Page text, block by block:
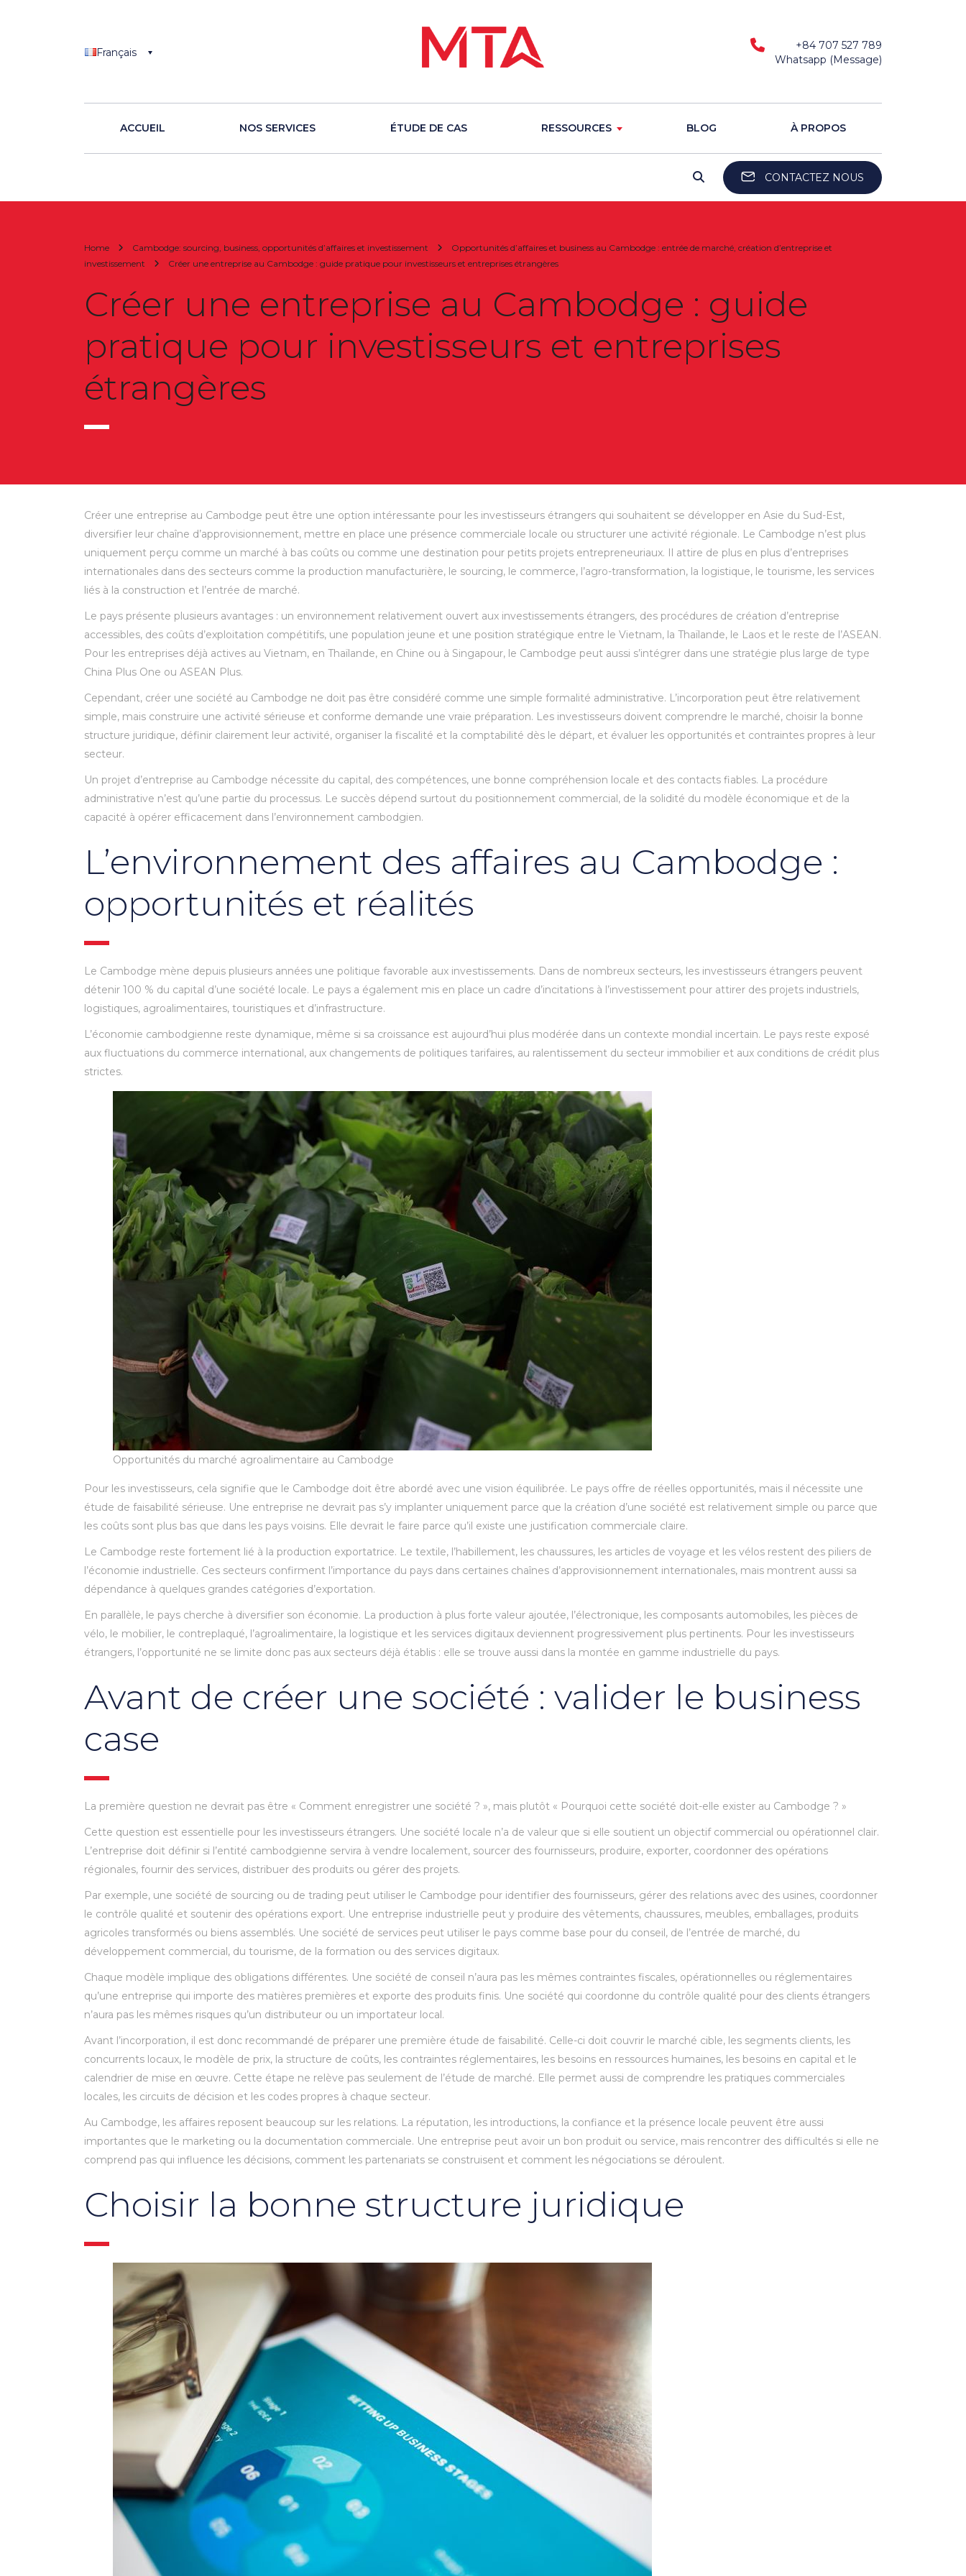
Français
+84 707 527 789
Whatsapp (Message)
ACCUEIL NOS SERVICES ÉTUDE DE CAS RESSOURCES BLOG À PROPOS
CONTACTEZ NOUS
Home Cambodge: sourcing, business, opportunités d’affaires et investissement
Opportunités d’affaires et business au Cambodge : entrée de marché, création d’entreprise et
investissement
Créer une entreprise au Cambodge : guide pratique pour investisseurs et entreprises étrangères
Créer une entreprise au Cambodge : guide
pratique pour investisseurs et entreprises
étrangères
Créer une entreprise au Cambodge peut être une option intéressante pour les investisseurs étrangers qui souhaitent se développer en Asie du Sud-Est,
diversifier leur chaîne d’approvisionnement, mettre en place une présence commerciale locale ou structurer une activité régionale. Le Cambodge n’est plus
uniquement perçu comme un marché à bas coûts ou comme une destination pour petits projets entrepreneuriaux. Il attire de plus en plus d’entreprises
internationales dans des secteurs comme la production manufacturière, le sourcing, le commerce, l’agro-transformation, la logistique, le tourisme, les services
liés à la construction et l’entrée de marché.
Le pays présente plusieurs avantages : un environnement relativement ouvert aux investissements étrangers, des procédures de création d’entreprise
accessibles, des coûts d’exploitation compétitifs, une population jeune et une position stratégique entre le Vietnam, la Thaïlande, le Laos et le reste de l’ASEAN.
Pour les entreprises déjà actives au Vietnam, en Thaïlande, en Chine ou à Singapour, le Cambodge peut aussi s’intégrer dans une stratégie plus large de type
China Plus One ou ASEAN Plus.
Cependant, créer une société au Cambodge ne doit pas être considéré comme une simple formalité administrative. L’incorporation peut être relativement
simple, mais construire une activité sérieuse et conforme demande une vraie préparation. Les investisseurs doivent comprendre le marché, choisir la bonne
structure juridique, définir clairement leur activité, organiser la fiscalité et la comptabilité dès le départ, et évaluer les opportunités et contraintes propres à leur
secteur.
Un projet d’entreprise au Cambodge nécessite du capital, des compétences, une bonne compréhension locale et des contacts fiables. La procédure
administrative n’est qu’une partie du processus. Le succès dépend surtout du positionnement commercial, de la solidité du modèle économique et de la
capacité à opérer efficacement dans l’environnement cambodgien.
L’environnement des affaires au Cambodge :
opportunités et réalités
Le Cambodge mène depuis plusieurs années une politique favorable aux investissements. Dans de nombreux secteurs, les investisseurs étrangers peuvent
détenir 100 % du capital d’une société locale. Le pays a également mis en place un cadre d’incitations à l’investissement pour attirer des projets industriels,
logistiques, agroalimentaires, touristiques et d’infrastructure.
L’économie cambodgienne reste dynamique, même si sa croissance est aujourd’hui plus modérée dans un contexte mondial incertain. Le pays reste exposé
aux fluctuations du commerce international, aux changements de politiques tarifaires, au ralentissement du secteur immobilier et aux conditions de crédit plus
strictes.
Opportunités du marché agroalimentaire au Cambodge
Pour les investisseurs, cela signifie que le Cambodge doit être abordé avec une vision équilibrée. Le pays offre de réelles opportunités, mais il nécessite une
étude de faisabilité sérieuse. Une entreprise ne devrait pas s’y implanter uniquement parce que la création d’une société est relativement simple ou parce que
les coûts sont plus bas que dans les pays voisins. Elle devrait le faire parce qu’il existe une justification commerciale claire.
Le Cambodge reste fortement lié à la production exportatrice. Le textile, l’habillement, les chaussures, les articles de voyage et les vélos restent des piliers de
l’économie industrielle. Ces secteurs confirment l’importance du pays dans certaines chaînes d’approvisionnement internationales, mais montrent aussi sa
dépendance à quelques grandes catégories d’exportation.
En parallèle, le pays cherche à diversifier son économie. La production à plus forte valeur ajoutée, l’électronique, les composants automobiles, les pièces de
vélo, le mobilier, le contreplaqué, l’agroalimentaire, la logistique et les services digitaux deviennent progressivement plus pertinents. Pour les investisseurs
étrangers, l’opportunité ne se limite donc pas aux secteurs déjà établis : elle se trouve aussi dans la montée en gamme industrielle du pays.
Avant de créer une société : valider le business
case
La première question ne devrait pas être « Comment enregistrer une société ? », mais plutôt « Pourquoi cette société doit-elle exister au Cambodge ? »
Cette question est essentielle pour les investisseurs étrangers. Une société locale n’a de valeur que si elle soutient un objectif commercial ou opérationnel clair.
L’entreprise doit définir si l’entité cambodgienne servira à vendre localement, sourcer des fournisseurs, produire, exporter, coordonner des opérations
régionales, fournir des services, distribuer des produits ou gérer des projets.
Par exemple, une société de sourcing ou de trading peut utiliser le Cambodge pour identifier des fournisseurs, gérer des relations avec des usines, coordonner
le contrôle qualité et soutenir des opérations export. Une entreprise industrielle peut y produire des vêtements, chaussures, meubles, emballages, produits
agricoles transformés ou biens assemblés. Une société de services peut utiliser le pays comme base pour du conseil, de l’entrée de marché, du
développement commercial, du tourisme, de la formation ou des services digitaux.
Chaque modèle implique des obligations différentes. Une société de conseil n’aura pas les mêmes contraintes fiscales, opérationnelles ou réglementaires
qu’une entreprise qui importe des matières premières et exporte des produits finis. Une société qui coordonne du contrôle qualité pour des clients étrangers
n’aura pas les mêmes risques qu’un distributeur ou un importateur local.
Avant l’incorporation, il est donc recommandé de préparer une première étude de faisabilité. Celle-ci doit couvrir le marché cible, les segments clients, les
concurrents locaux, le modèle de prix, la structure de coûts, les contraintes réglementaires, les besoins en ressources humaines, les besoins en capital et le
calendrier de mise en œuvre. Cette étape ne relève pas seulement de l’étude de marché. Elle permet aussi de comprendre les pratiques commerciales
locales, les circuits de décision et les codes propres à chaque secteur.
Au Cambodge, les affaires reposent beaucoup sur les relations. La réputation, les introductions, la confiance et la présence locale peuvent être aussi
importantes que le marketing ou la documentation commerciale. Une entreprise peut avoir un bon produit ou service, mais rencontrer des difficultés si elle ne
comprend pas qui influence les décisions, comment les partenariats se construisent et comment les négociations se déroulent.
Choisir la bonne structure juridique